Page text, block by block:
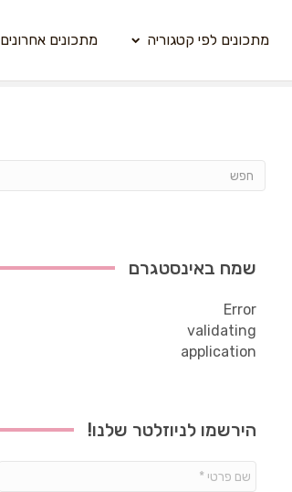
מתכונים לפי קטגוריה מתכונים אחרונים
שמח באינסטגרם
Error
validating
application
הירשמו לניוזלטר שלנו!